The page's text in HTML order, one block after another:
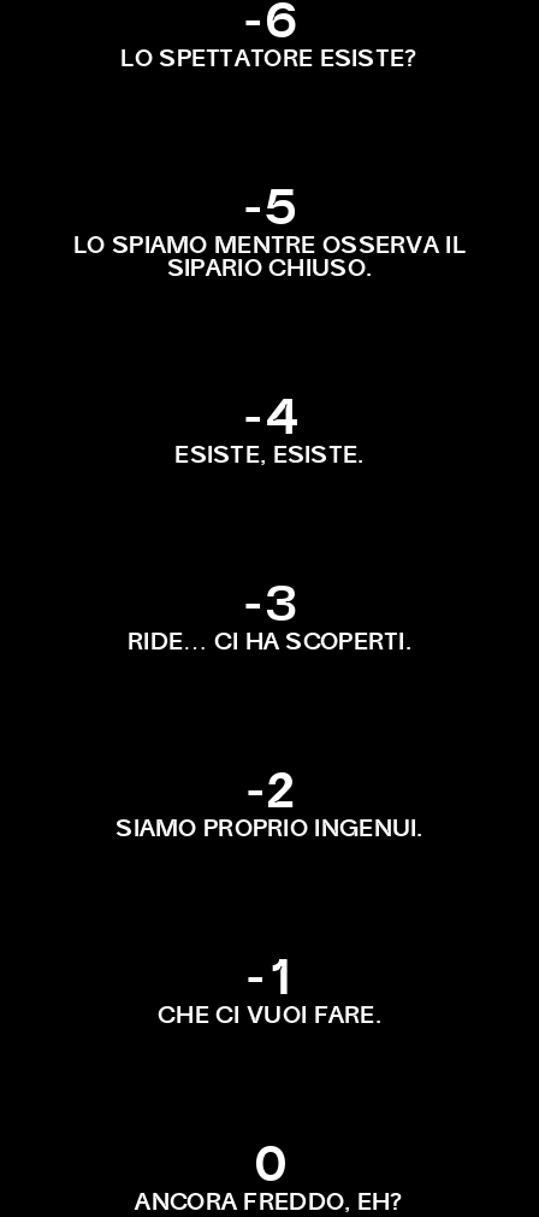
-6
LO SPETTATORE ESISTE?
-5
LO SPIAMO MENTRE OSSERVA IL
SIPARIO CHIUSO.
-4
ESISTE, ESISTE.
-3
RIDE… CI HA SCOPERTI.
-2
SIAMO PROPRIO INGENUI.
-1
CHE CI VUOI FARE.
0
ANCORA FREDDO, EH?